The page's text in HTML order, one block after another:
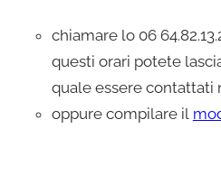
chiamare lo 06
questi orari potete
quale essere contattati
oppure compilare il